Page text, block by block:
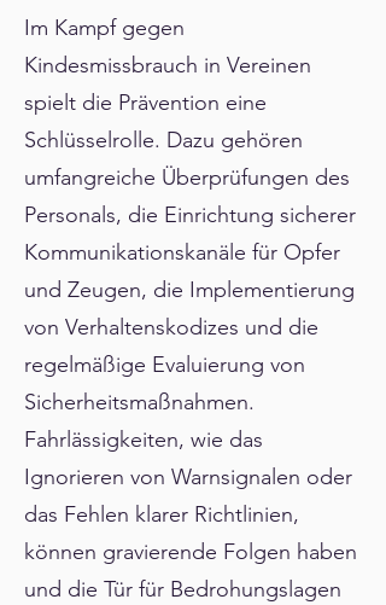
Im Kampf gegen
Kindesmissbrauch in Vereinen
spielt die Prävention eine
Schlüsselrolle. Dazu gehören
umfangreiche Überprüfungen des
Personals, die Einrichtung sicherer
Kommunikationskanäle für Opfer
und Zeugen, die Implementierung
von Verhaltenskodizes und die
regelmäßige Evaluierung von
Sicherheitsmaßnahmen.
Fahrlässigkeiten, wie das
Ignorieren von Warnsignalen oder
das Fehlen klarer Richtlinien,
können gravierende Folgen haben
und die Tür für Bedrohungslagen